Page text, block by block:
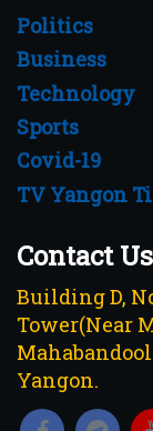
Politics
Business
Technology
Sports
Covid-19
TV Yangon
Contact Us
Building D,
Tower(Near
Yangon.